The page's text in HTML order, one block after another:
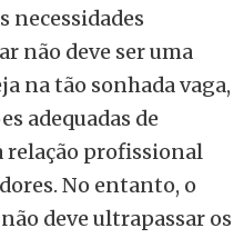
necessidades
não deve ser uma
na tão sonhada vaga,
adequadas de
relação profissional
No entanto, o
deve ultrapassar os